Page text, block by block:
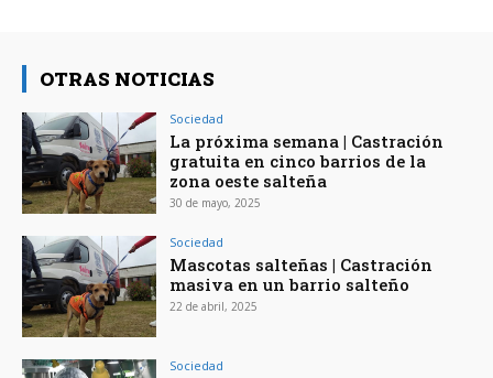
OTRAS NOTICIAS
Sociedad
La próxima semana | Castración
gratuita en cinco barrios de la
zona oeste salteña
30 de mayo, 2025
Sociedad
Mascotas salteñas | Castración
masiva en un barrio salteño
22 de abril, 2025
Sociedad